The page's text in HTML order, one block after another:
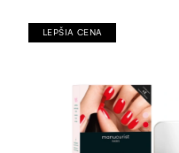
LEPŠIA CENA